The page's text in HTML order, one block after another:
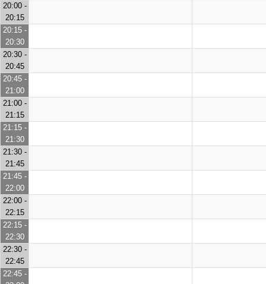
20:00 -
20:15
20:15 -
20:30
20:30 -
20:45
20:45 -
21:00
21:00 -
21:15
21:15 -
21:30
21:30 -
21:45
21:45 -
22:00
22:00 -
22:15
22:15 -
22:30
22:30 -
22:45
22:45 -